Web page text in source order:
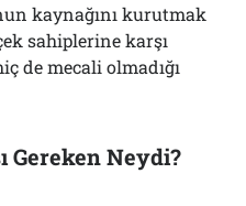
kaynağını kurutmak
sahiplerine karşı
de mecali olmadığı
Gereken Neydi?